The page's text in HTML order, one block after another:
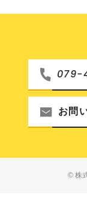
079-
お問
© 株